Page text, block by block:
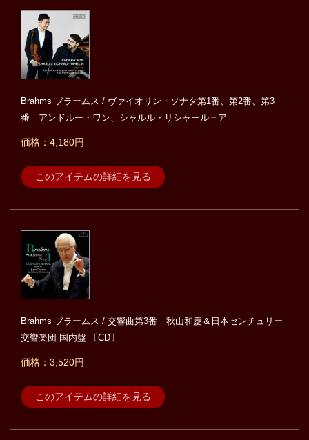
Brahms ブラームス / ヴァイオリン・ソナタ第1番、第2番、第3
番 アンドルー・ワン、シャルル・リシャール＝ア
価格：4,180円
このアイテムの詳細を見る
Brahms ブラームス / 交響曲第3番 秋山和慶＆日本センチュリー
交響楽団 国内盤 〔CD〕
価格：3,520円
このアイテムの詳細を見る